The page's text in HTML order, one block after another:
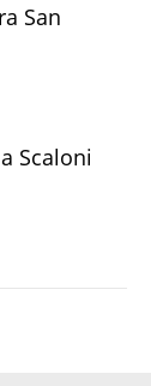
San
Scaloni